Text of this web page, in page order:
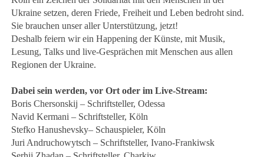
Ukraine setzen, deren Friede, Freiheit und Leben bedroht sind.
Sie brauchen unser aller Unterstützung, jetzt!
Deshalb feiern wir ein Happening der Künste, mit Musik,
Lesung, Talks und live-Gesprächen mit Menschen aus allen
Regionen der Ukraine.
Dabei sein werden, vor Ort oder im Live-Stream:
Boris Chersonskij – Schriftsteller, Odessa
Navid Kermani – Schriftsteller, Köln
Stefko Hanushevsky– Schauspieler, Köln
Juri Andruchowytsch – Schriftsteller, Ivano-Frankiwsk